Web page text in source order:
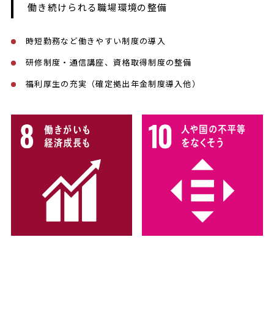
働き続けられる職場環境の整備
時短勤務など働きやすい制度の導入
研修制度・通信講座、資格取得制度の整備
福利厚生の充実（確定拠出年金制度導入他）